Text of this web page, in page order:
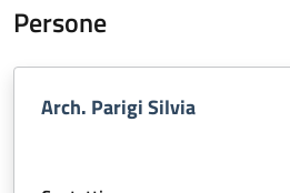
Persone
Arch. Parigi Silvia